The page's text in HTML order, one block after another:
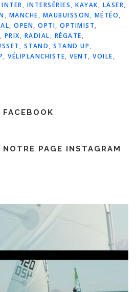
INTER, INTERSÉRIES, KAYAK, LASER,
, MANCHE, MAUBUISSON, MÉTÉO,
, OPEN, OPTI, OPTIMIST,
, PRIX, RADIAL, RÉGATE,
, STAND, STAND UP,
, VÉLIPLANCHISTE, VENT, VOILE,
PAGE INSTAGRAM